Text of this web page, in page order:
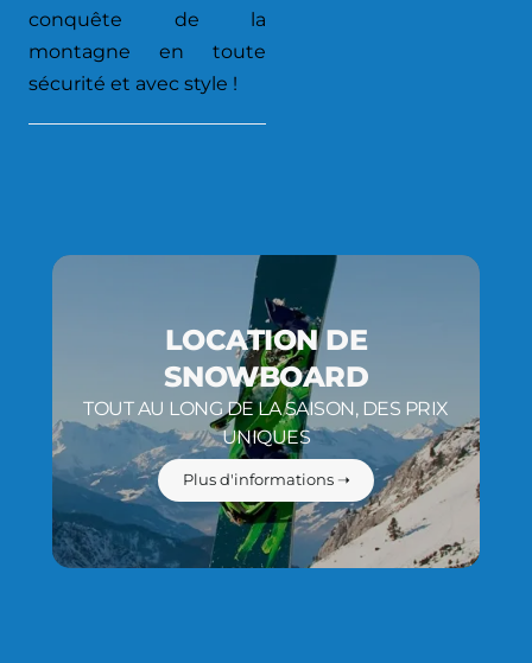
conquête de la
montagne en toute
sécurité et avec style !
LOCATION DE
SNOWBOARD
TOUT AU LONG DE LA SAISON, DES PRIX
UNIQUES
Plus d'informations ➝